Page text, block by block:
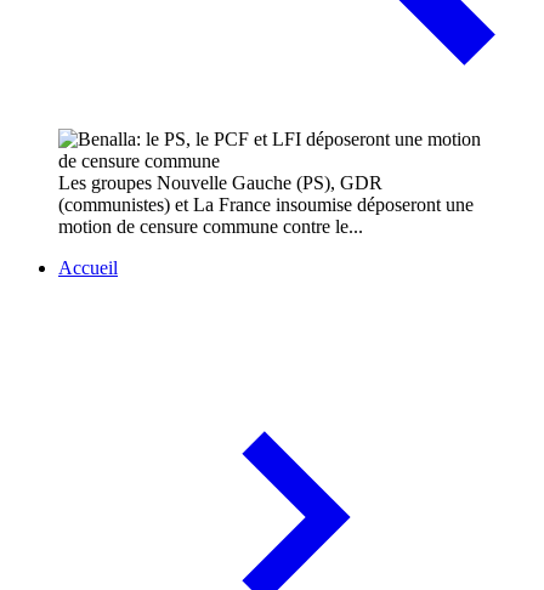
Les groupes Nouvelle Gauche (PS), GDR
(communistes) et La France insoumise déposeront une
motion de censure commune contre le...
Accueil